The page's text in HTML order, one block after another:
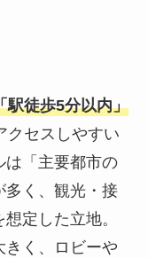
駅徒歩5分以内」
クセスしやすい
は「主要都市の
多く、観光・接
定した立地。
きく、ロビーや